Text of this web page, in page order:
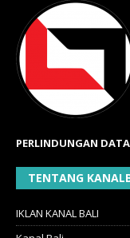
PERLINDUNGAN
TENTANG
IKLAN KANAL BALI